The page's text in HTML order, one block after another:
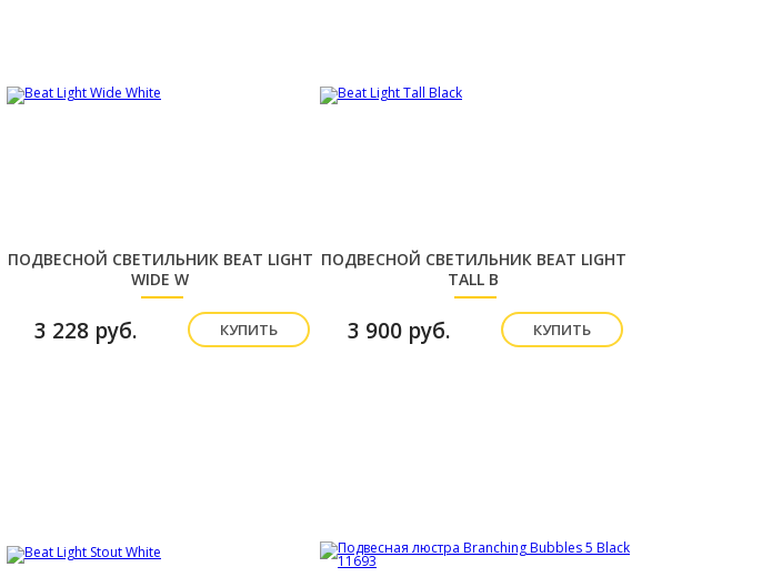
ПОДВЕСНОЙ СВЕТИЛЬНИК BEAT LIGHT
WIDE W
3 228 руб. КУПИТЬ
ПОДВЕСНОЙ СВЕТИЛЬНИК BEAT LIGHT
TALL B
3 900 руб. КУПИТЬ